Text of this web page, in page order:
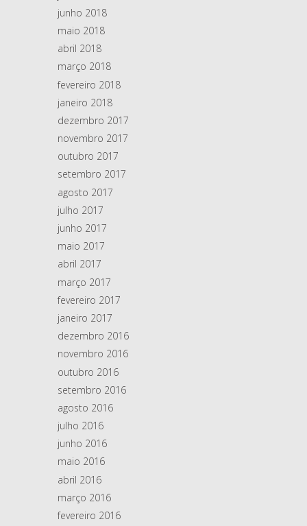
junho 2018
maio 2018
abril 2018
março 2018
fevereiro 2018
janeiro 2018
dezembro 2017
novembro 2017
outubro 2017
setembro 2017
agosto 2017
julho 2017
junho 2017
maio 2017
abril 2017
março 2017
fevereiro 2017
janeiro 2017
dezembro 2016
novembro 2016
outubro 2016
setembro 2016
agosto 2016
julho 2016
junho 2016
maio 2016
abril 2016
março 2016
fevereiro 2016